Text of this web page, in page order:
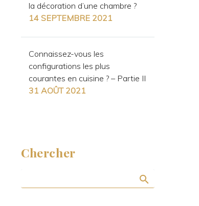
la décoration d’une chambre ?
14 SEPTEMBRE 2021
Connaissez-vous les
configurations les plus
courantes en cuisine ? – Partie II
31 AOÛT 2021
Chercher